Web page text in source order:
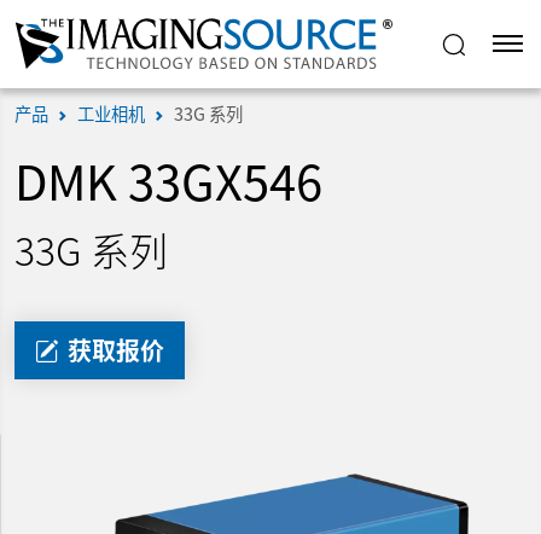
产品 工业相机 33G 系列
DMK 33GX546
33G 系列
获取报价